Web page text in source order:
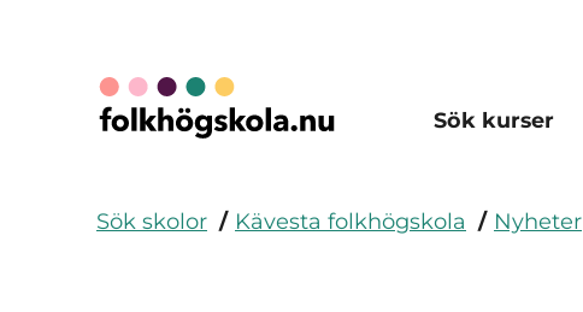
Sök kurser
Sök skolor Kävesta folkhögskola Nyheter